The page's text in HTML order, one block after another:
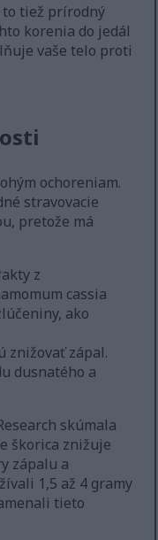
tiež prírodný
korenia do jedál
vaše telo proti
ochoreniam.
stravovacie
pretože má
z
cassia
ako
znižovať zápal.
dusnatého a
skúmala
škorica znižuje
zápalu a
1,5 až 4 gramy
tieto